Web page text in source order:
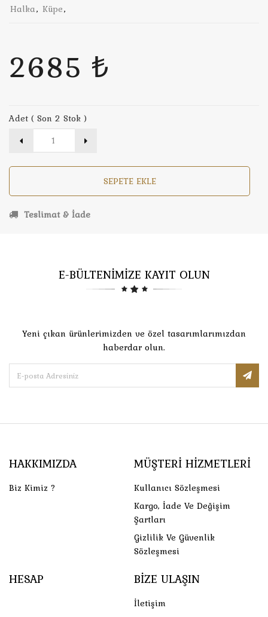
Halka, Küpe,
2685 ₺
Adet ( Son 2 Stok )
SEPETE EKLE
Teslimat & İade
E-BÜLTENİMİZE KAYIT OLUN
Yeni çıkan ürünlerimizden ve özel tasarımlarımızdan
haberdar olun.
HAKKIMIZDA
Biz Kimiz ?
MÜŞTERI HIZMETLERI
Kullanıcı Sözleşmesi
Kargo, İade Ve Değişim
Şartları
Gizlilik Ve Güvenlik
Sözleşmesi
HESAP BIZE ULAŞIN
İletişim